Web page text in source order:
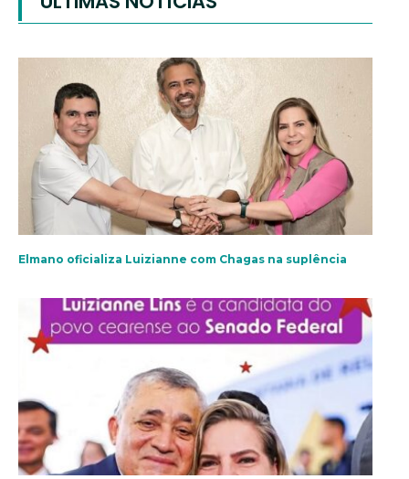
Elmano oficializa Luizianne com Chagas na suplência